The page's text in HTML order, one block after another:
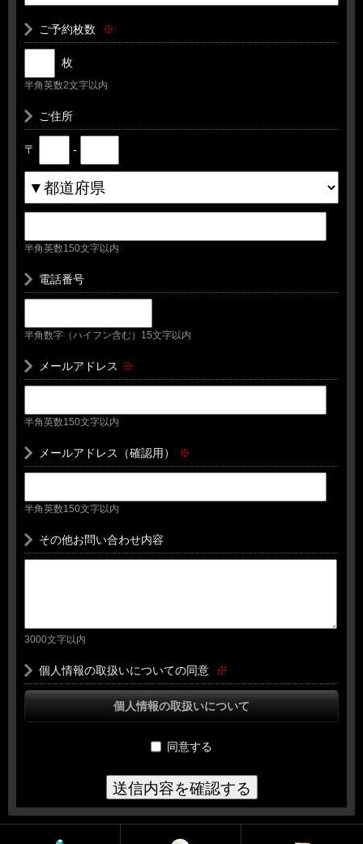
ご予約枚数 ※
枚
半角英数2文字以内
ご住所
〒 -
半角英数150文字以内
電話番号
半角数字（ハイフン含む）15文字以内
メールアドレス ※
半角英数150文字以内
メールアドレス（確認用） ※
半角英数150文字以内
その他お問い合わせ内容
3000文字以内
個人情報の取扱いについての同意 ※
個人情報の取扱いについて
同意する